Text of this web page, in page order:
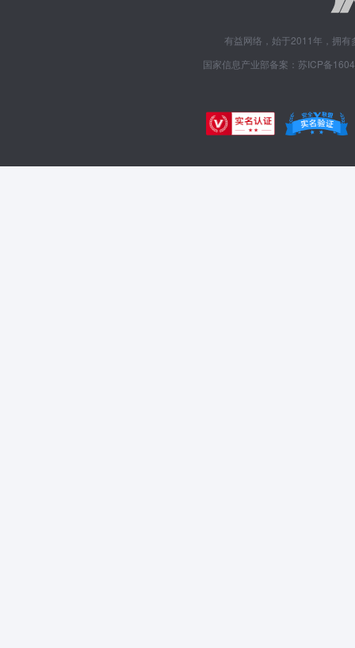
有益网络，始于2011年，拥
国家信息产业部备案：苏ICP备